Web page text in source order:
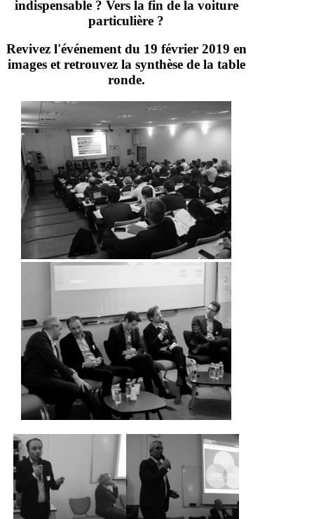
indispensable ? Vers la fin de la voiture
particulière ?
Revivez l'événement du 19 février 2019 en
images et retrouvez la synthèse de la table
ronde.